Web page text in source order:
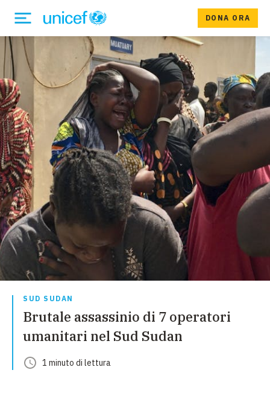
DONA ORA
SUD SUDAN
Brutale assassinio di 7 operatori
umanitari nel Sud Sudan
1 minuto di lettura